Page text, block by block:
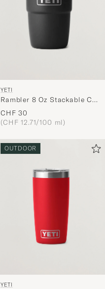
YETI
Rambler 8 Oz Stackable Cup
Black
CHF 30
(CHF 12.71/100 ml)
OUTDOOR
YETI